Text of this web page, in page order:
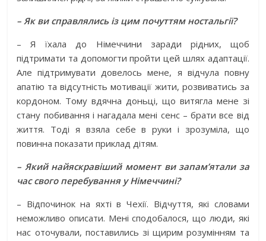
– Як ви справлялись із цим почуттям ностальгії?
– Я їхала до Німеччини заради рідних, щоб
підтримати та допомогти пройти цей шлях адаптації.
Але підтримувати довелось мене, я відчула повну
апатію та відсутність мотивації жити, розвиватись за
кордоном. Тому вдячна доньці, що витягла мене зі
стану побивання і нагадала мені сенс – брати все від
життя. Тоді я взяла себе в руки і зрозуміла, що
повинна показати приклад дітям.
– Який найяск­равіший момент ви запам’ятали за
час свого пере­бування у Німеччині?
– Відпочинок на яхті в Чехії. Відчуття, які словами
неможливо описати. Мені сподобалося, що люди, які
нас оточували, поставились зі щирим розумінням та